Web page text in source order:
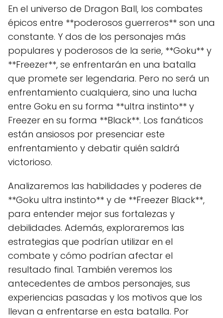
En el universo de Dragon Ball, los combates
épicos entre **poderosos guerreros** son una
constante. Y dos de los personajes más
populares y poderosos de la serie, **Goku** y
**Freezer**, se enfrentarán en una batalla
que promete ser legendaria. Pero no será un
enfrentamiento cualquiera, sino una lucha
entre Goku en su forma **ultra instinto** y
Freezer en su forma **Black**. Los fanáticos
están ansiosos por presenciar este
enfrentamiento y debatir quién saldrá
victorioso.
Analizaremos las habilidades y poderes de
**Goku ultra instinto** y de **Freezer Black**,
para entender mejor sus fortalezas y
debilidades. Además, exploraremos las
estrategias que podrían utilizar en el
combate y cómo podrían afectar el
resultado final. También veremos los
antecedentes de ambos personajes, sus
experiencias pasadas y los motivos que los
llevan a enfrentarse en esta batalla. Por